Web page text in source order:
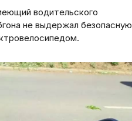
водительского
не выдержал безопасную